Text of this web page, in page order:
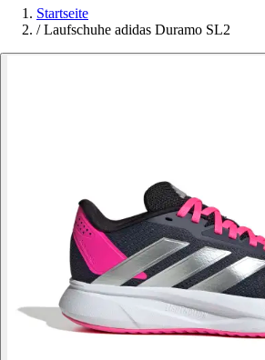
Startseite
/ Laufschuhe adidas Duramo SL2